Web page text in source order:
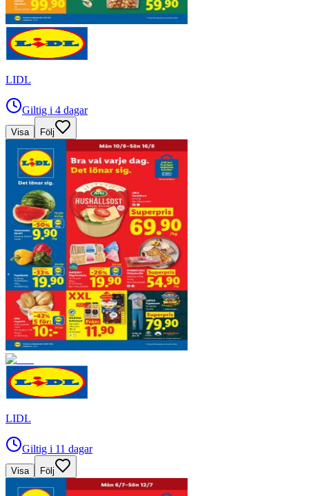
LIDL
Giltig i 4 dagar
Visa Följ
LIDL
Giltig i 11 dagar
Visa Följ